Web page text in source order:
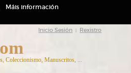
Inicio Sesión Rexistro
Coleccionismo, Manuscritos, ...
Máis información